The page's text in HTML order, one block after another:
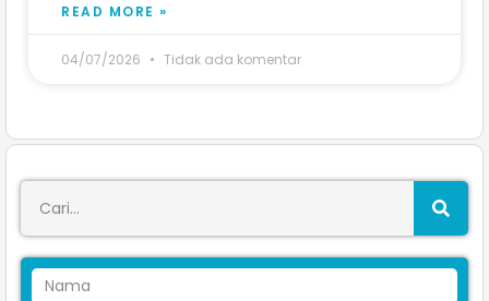
READ MORE »
04/07/2026 Tidak ada komentar